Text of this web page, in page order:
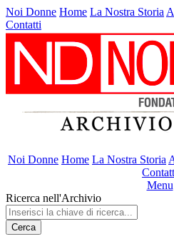
Noi Donne Home La Nostra Storia
Contatti
Noi Donne Home La Nostra Storia
Menu
Ricerca nell'Archivio
Cerca